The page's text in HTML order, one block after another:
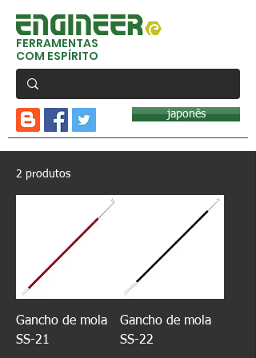
FERRAMENTAS
COM ESPÍRITO
japonês
2 produtos
Gancho de mola
SS-21
Gancho de mola
SS-22